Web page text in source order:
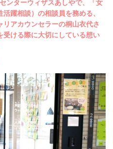
ンターウィザスあしやで、「女
躍相談）の相談員を務める、
アカウンセラーの桐山衣代さ
受ける際に大切にしている想い